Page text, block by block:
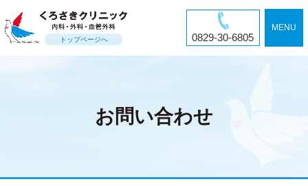
トップページへ 0829-30-6805
MENU
お問い合わせ